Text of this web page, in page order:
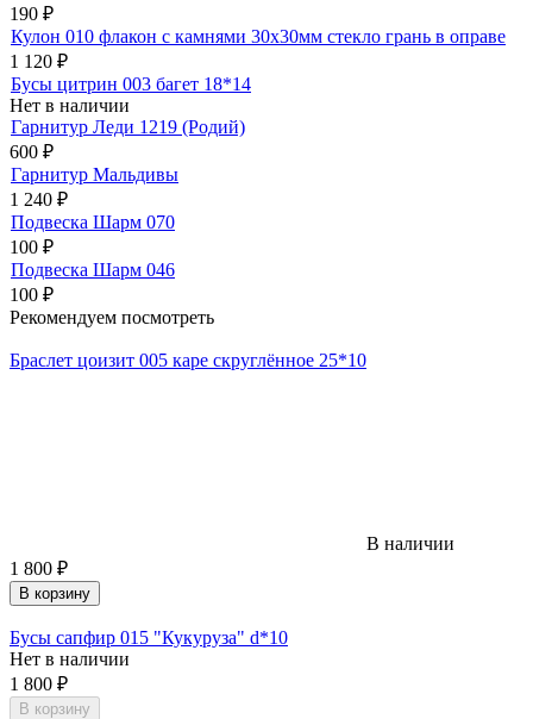
190 ₽
Кулон 010 флакон с камнями 30х30мм стекло грань в оправе
1 120 ₽
Бусы цитрин 003 багет 18*14
Нет в наличии
Гарнитур Леди 1219 (Родий)
600 ₽
Гарнитур Мальдивы
1 240 ₽
Подвеска Шарм 070
100 ₽
Подвеска Шарм 046
100 ₽
Рекомендуем посмотреть
Браслет цоизит 005 каре скруглённое 25*10
В наличии
1 800 ₽
В корзину
Бусы сапфир 015 "Кукуруза" d*10
Нет в наличии
1 800 ₽
В корзину